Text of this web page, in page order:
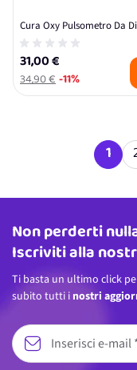
Cura Oxy Pulsometro Da
31,00 €
34,90 €-11%
1
Indirizzo email
Non perderti
Iscriviti alla
Ti basta un ultimo click
subito tutti i nostri